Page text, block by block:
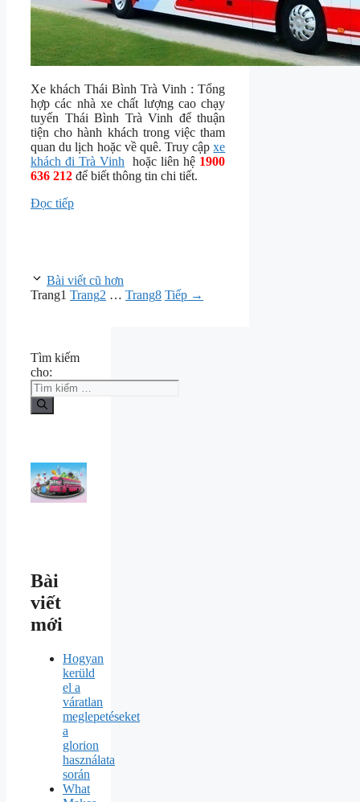
Xe khách Thái Bình Trà Vinh : Tổng
hợp các nhà xe chất lượng cao chạy
tuyến Thái Bình Trà Vinh để thuận
tiện cho hành khách trong việc tham
quan du lịch hoặc về quê. Truy cậpxe
khách đi Trà Vinh hoặc liên hệ 1900
636 212 để biết thông tin chi tiết.
Đọc tiếp
Bài viết cũ hơn
Trang1 Trang2 … Trang8 Tiếp →
Tìm kiếm
cho:
Bài
viết
mới
Hogyan
kerüld
el a
váratlan
meglepetéseket
a
glorion
használata
során
What